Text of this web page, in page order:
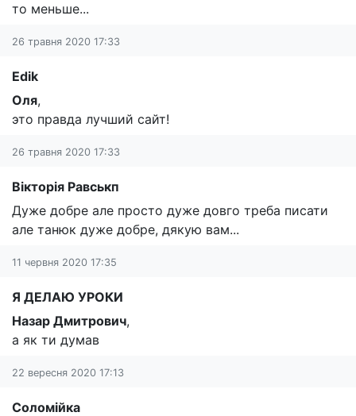
то меньше...
26 травня 2020 17:33
Edik
Оля,
это правда лучший сайт!
26 травня 2020 17:33
Вікторія Равськп
Дуже добре але просто дуже довго треба писати
але танюк дуже добре, дякую вам...
11 червня 2020 17:35
Я ДЕЛАЮ УРОКИ
Назар Дмитрович,
а як ти думав
22 вересня 2020 17:13
Соломійка